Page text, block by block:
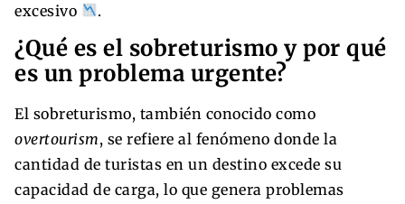
excesivo
.
¿Qué es el sobreturismo y por qué
es un problema urgente?
El sobreturismo, también conocido como
overtourism, se refiere al fenómeno donde la
cantidad de turistas en un destino excede su
capacidad de carga, lo que genera problemas